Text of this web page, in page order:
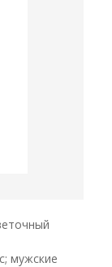
мужские